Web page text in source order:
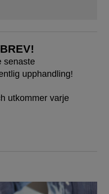
senaste
upphandling!
utkommer varje